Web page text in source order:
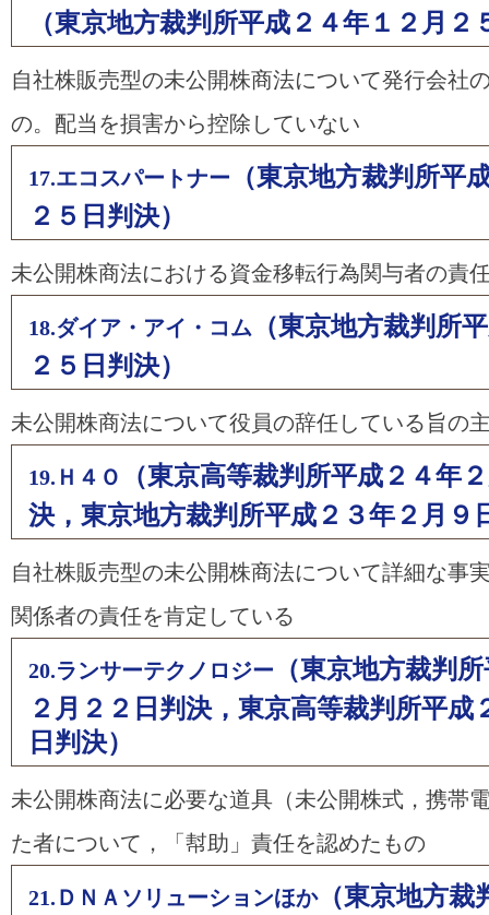
（東京地方裁判所平成２４年１２月２
自社株販売型の未公開株商法について発行会社
の。配当を損害から控除していない
17.エコスパートナー
（東京地方裁判所平
２５日判決）
未公開株商法における資金移転行為関与者の責
18.ダイア・アイ・コム
（東京地方裁判所
２５日判決）
未公開株商法について役員の辞任している旨の
19.Ｈ４Ｏ
（東京高等裁判所平成２４年
決，東京地方裁判所平成２３年２月９
自社株販売型の未公開株商法について詳細な事
関係者の責任を肯定している
20.ランサーテクノロジー
（東京地方裁判
２月２２日判決，東京高等裁判所平成
日判決）
未公開株商法に必要な道具（未公開株式，携帯
た者について，「幇助」責任を認めたもの
21.ＤＮＡソリューションほか（東京地方裁